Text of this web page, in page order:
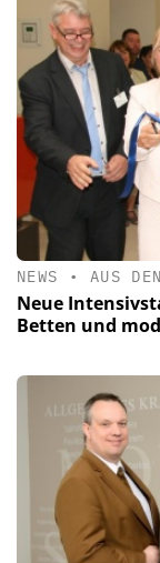
NEWS • AUS
Neue
Betten und